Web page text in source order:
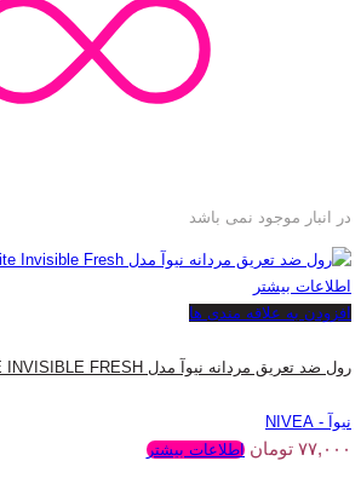
در انبار موجود نمی باشد
اطلاعات بیشتر
افزودن به علاقه مندی ها
رول ضد تعریق مردانه نیوآ مدل BLACK AND WHITE INVISIBLE FRESH
نیوآ - NIVEA
۷۷,۰۰۰ تومان اطلاعات بیشتر